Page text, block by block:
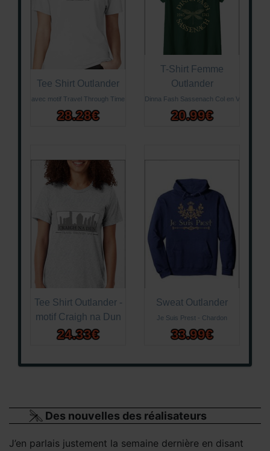
Tee Shirt Outlander
avec motif Travel Through Time
28.28€
T-Shirt Femme
Outlander
Dinna Fash Sassenach Col en V
20.99€
Tee Shirt Outlander -
motif Craigh na Dun
24.33€
Sweat Outlander
Je Suis Prest - Chardon
33.99€
Des nouvelles des réalisateurs
J’en parlais justement la semaine dernière en disant